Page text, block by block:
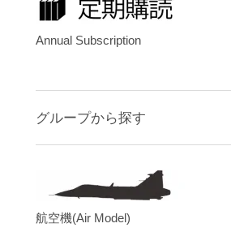
Annual Subscription
グループから探す
航空機(Air Model)